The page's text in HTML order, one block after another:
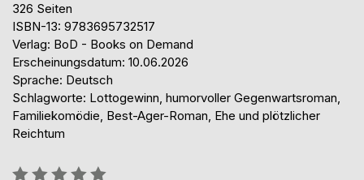
326 Seiten
ISBN-13: 9783695732517
Verlag: BoD - Books on Demand
Erscheinungsdatum: 10.06.2026
Sprache: Deutsch
Schlagworte: Lottogewinn, humorvoller Gegenwartsroman,
Familiekomödie, Best-Ager-Roman, Ehe und plötzlicher
Reichtum
Bewertung::